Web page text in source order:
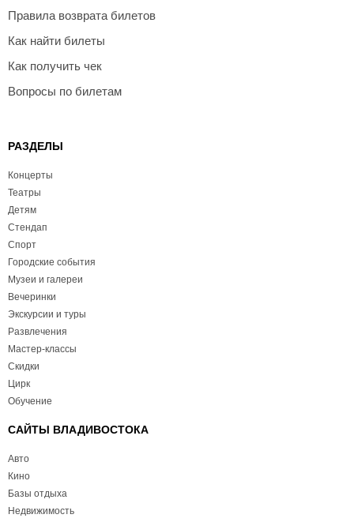
Правила возврата билетов
Как найти билеты
Как получить чек
Вопросы по билетам
РАЗДЕЛЫ
Концерты
Театры
Детям
Стендап
Спорт
Городские события
Музеи и галереи
Вечеринки
Экскурсии и туры
Развлечения
Мастер-классы
Скидки
Цирк
Обучение
САЙТЫ ВЛАДИВОСТОКА
Авто
Кино
Базы отдыха
Недвижимость